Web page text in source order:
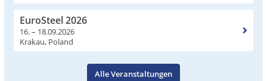
EuroSteel 2026
16. – 18.09.2026
Krakau, Poland
Alle Veranstaltungen